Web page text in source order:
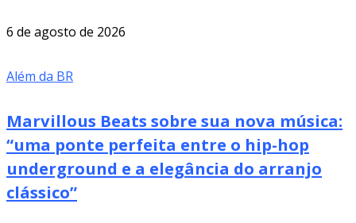
6 de agosto de 2026
Além da BR
Marvillous Beats sobre sua nova música:
“uma ponte perfeita entre o hip-hop
underground e a elegância do arranjo
clássico”